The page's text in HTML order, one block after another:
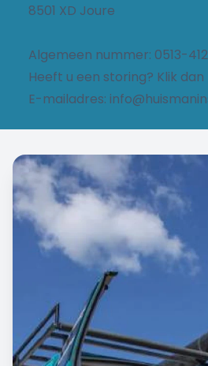
8501 XD Joure
Algemeen nummer: 0513-
Heeft u een storing? Klik
E-mailadres: